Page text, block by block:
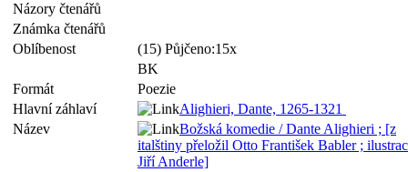
Názory čtenářů
Známka čtenářů
Oblíbenost
(15) Půjčeno:15x
BK
Formát
Poezie
Hlavní záhlaví
Alighieri, Dante, 1265-1321
Název
Božská komedie / Dante Alighieri ; [z
italštiny přeložil Otto František Babler ;
Jiří Anderle]